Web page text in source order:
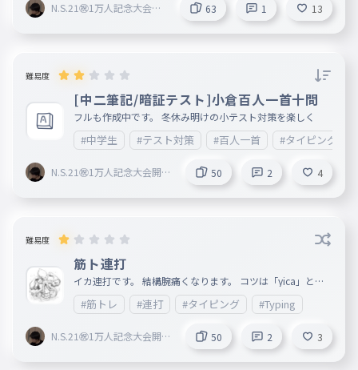
N.S.21㊗︎1万人記念大会開
63 1 13
難易度
[中二筆記/暗証テスト]小倉百人一首十問
フルも作成中です。 冬休み明けの小テスト対策を楽しく
#中学生 #テスト対策 #百人一首 #タイピング
N.S.21㊗︎1万人記念大会開催
50 2 4
難易度
筋ト連打
イカ連打です。 結構腕痛くなります。 コツは「yica」と打
つことです。 ~追記~ 不正扱い喰らいました笑 みなさんお気
をつけて（？）
#筋トレ #連打 #タイピング #Typing
N.S.21㊗︎1万人記念大会開催
50 2 3